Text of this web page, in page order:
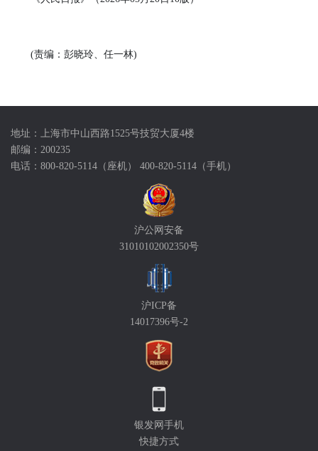
(责编：彭晓玲、任一林)
地址：上海市中山西路1525号技贸大厦4楼
邮编：200235
电话：800-820-5114（座机） 400-820-5114（手机）
沪公网安备
31010102002350号
沪ICP备
14017396号-2
银发网手机
快捷方式